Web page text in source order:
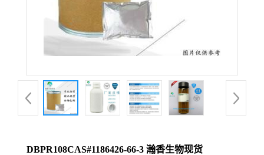
DBPR108CAS#1186426-66-3 瀚香生物现货